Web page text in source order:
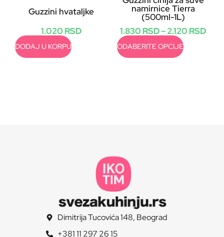
Guzzini hvataljke
1.020 RSD
DODAJ U KORPU
namirnice Tierra
(500ml-1L)
1.830 RSD–2.120 RSD
ODABERITE OPCIJE
Dimitrija Tucovića 148, Beograd
+381 11 297 26 15